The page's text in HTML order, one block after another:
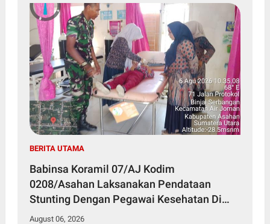
BERITA UTAMA
Babinsa Koramil 07/AJ Kodim
0208/Asahan Laksanakan Pendataan
Stunting Dengan Pegawai Kesehatan Di
Puskesmas
August 06, 2026